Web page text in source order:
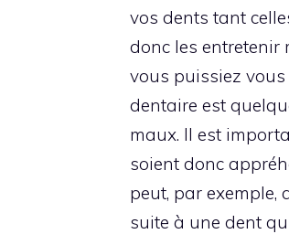
vos dents tant
donc les entretenir
vous puissiez
dentaire est
maux. Il est
soient donc
peut, par
suite à une dent